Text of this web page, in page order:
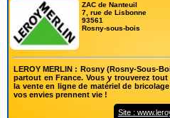
ZAC de Nanteuil
7, rue de Lisbonne
93561
Rosny-sous-bois
LEROY MERLIN : Rosny (Rosny-Sous-
partout en France. Vous y trouverez
la vente en ligne de matériel de
vos envies prennent vie !
Site :